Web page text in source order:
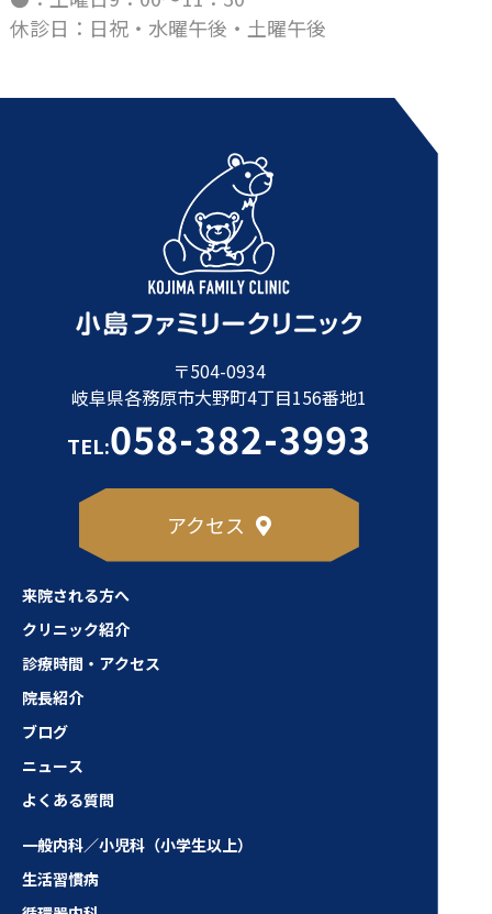
休診日：日祝・水曜午後・土曜午後
〒504-0934
岐阜県各務原市大野町4丁目156番地1
TEL:058-382-3993
アクセス
来院される方へ
クリニック紹介
診療時間・アクセス
院長紹介
ブログ
ニュース
よくある質問
一般内科／小児科（小学生以上）
生活習慣病